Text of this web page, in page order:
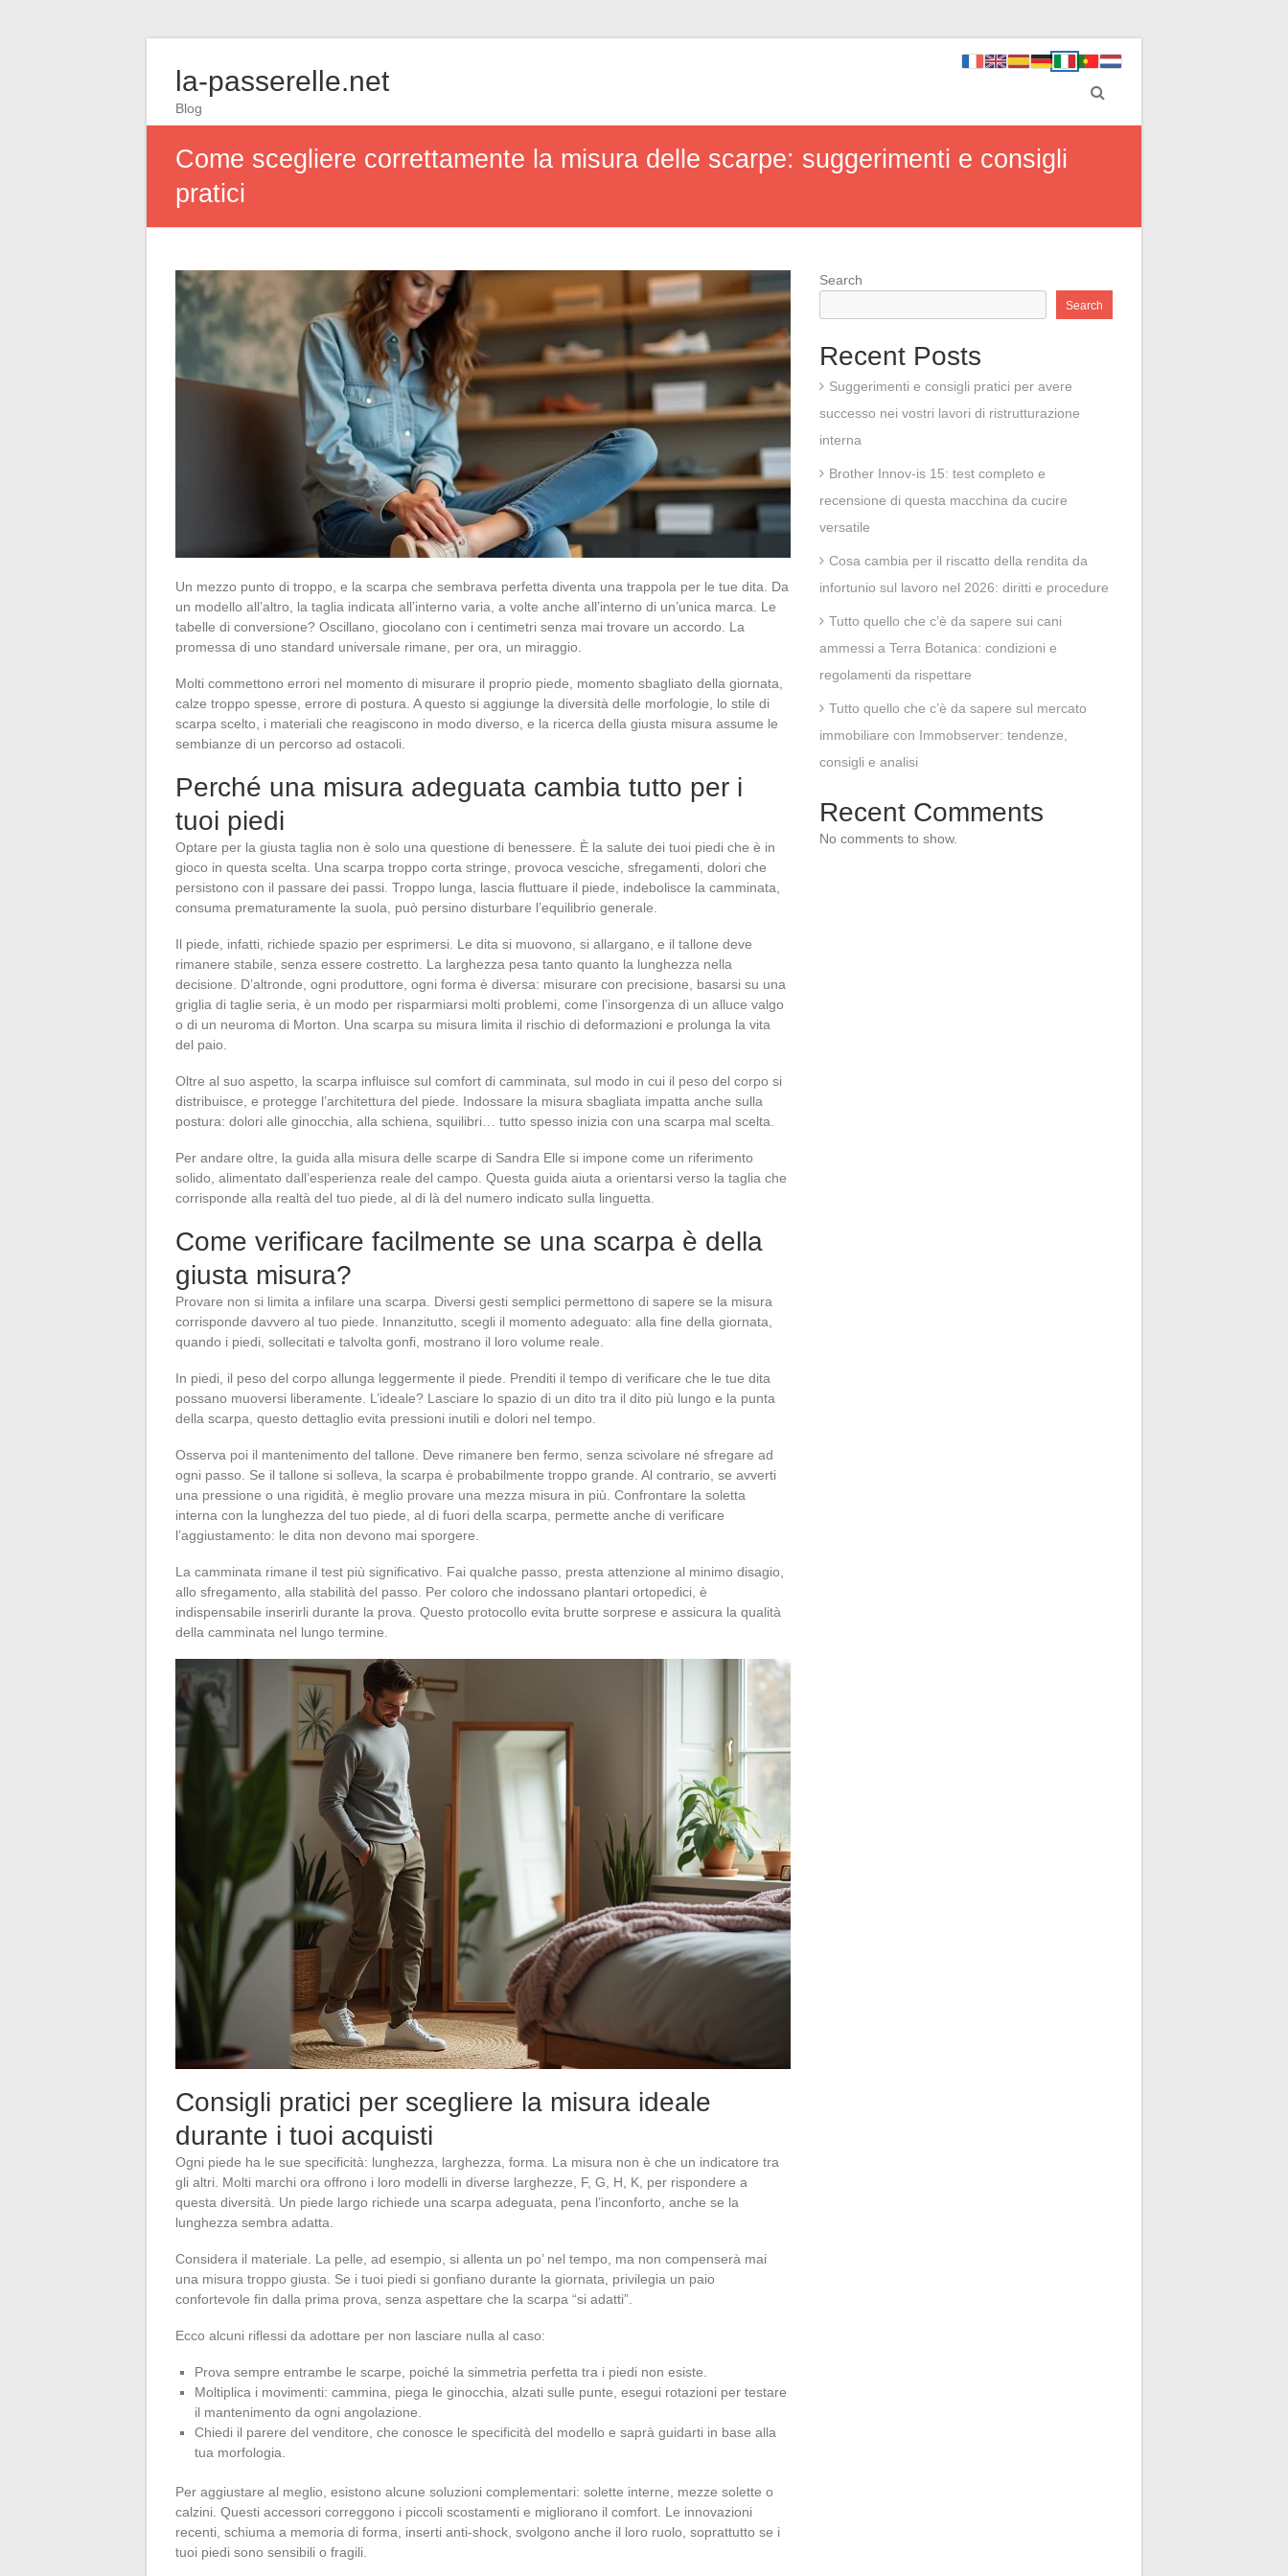
la-passerelle.net
Blog
Come scegliere correttamente la misura delle scarpe: suggerimenti e consigli
pratici
Un mezzo punto di troppo, e la scarpa che sembrava perfetta diventa una trappola per le tue dita. Da
un modello all’altro, la taglia indicata all’interno varia, a volte anche all’interno di un’unica marca. Le
tabelle di conversione? Oscillano, giocolano con i centimetri senza mai trovare un accordo. La
promessa di uno standard universale rimane, per ora, un miraggio.
Molti commettono errori nel momento di misurare il proprio piede, momento sbagliato della giornata,
calze troppo spesse, errore di postura. A questo si aggiunge la diversità delle morfologie, lo stile di
scarpa scelto, i materiali che reagiscono in modo diverso, e la ricerca della giusta misura assume le
sembianze di un percorso ad ostacoli.
Perché una misura adeguata cambia tutto per i
tuoi piedi
Optare per la giusta taglia non è solo una questione di benessere. È la salute dei tuoi piedi che è in
gioco in questa scelta. Una scarpa troppo corta stringe, provoca vesciche, sfregamenti, dolori che
persistono con il passare dei passi. Troppo lunga, lascia fluttuare il piede, indebolisce la camminata,
consuma prematuramente la suola, può persino disturbare l’equilibrio generale.
Il piede, infatti, richiede spazio per esprimersi. Le dita si muovono, si allargano, e il tallone deve
rimanere stabile, senza essere costretto. La larghezza pesa tanto quanto la lunghezza nella
decisione. D’altronde, ogni produttore, ogni forma è diversa: misurare con precisione, basarsi su una
griglia di taglie seria, è un modo per risparmiarsi molti problemi, come l’insorgenza di un alluce valgo
o di un neuroma di Morton. Una scarpa su misura limita il rischio di deformazioni e prolunga la vita
del paio.
Oltre al suo aspetto, la scarpa influisce sul comfort di camminata, sul modo in cui il peso del corpo si
distribuisce, e protegge l’architettura del piede. Indossare la misura sbagliata impatta anche sulla
postura: dolori alle ginocchia, alla schiena, squilibri… tutto spesso inizia con una scarpa mal scelta.
Per andare oltre, la guida alla misura delle scarpe di Sandra Elle si impone come un riferimento
solido, alimentato dall’esperienza reale del campo. Questa guida aiuta a orientarsi verso la taglia che
corrisponde alla realtà del tuo piede, al di là del numero indicato sulla linguetta.
Come verificare facilmente se una scarpa è della
giusta misura?
Provare non si limita a infilare una scarpa. Diversi gesti semplici permettono di sapere se la misura
corrisponde davvero al tuo piede. Innanzitutto, scegli il momento adeguato: alla fine della giornata,
quando i piedi, sollecitati e talvolta gonfi, mostrano il loro volume reale.
In piedi, il peso del corpo allunga leggermente il piede. Prenditi il tempo di verificare che le tue dita
possano muoversi liberamente. L’ideale? Lasciare lo spazio di un dito tra il dito più lungo e la punta
della scarpa, questo dettaglio evita pressioni inutili e dolori nel tempo.
Osserva poi il mantenimento del tallone. Deve rimanere ben fermo, senza scivolare né sfregare ad
ogni passo. Se il tallone si solleva, la scarpa è probabilmente troppo grande. Al contrario, se avverti
una pressione o una rigidità, è meglio provare una mezza misura in più. Confrontare la soletta
interna con la lunghezza del tuo piede, al di fuori della scarpa, permette anche di verificare
l’aggiustamento: le dita non devono mai sporgere.
La camminata rimane il test più significativo. Fai qualche passo, presta attenzione al minimo disagio,
allo sfregamento, alla stabilità del passo. Per coloro che indossano plantari ortopedici, è
indispensabile inserirli durante la prova. Questo protocollo evita brutte sorprese e assicura la qualità
della camminata nel lungo termine.
Consigli pratici per scegliere la misura ideale
durante i tuoi acquisti
Ogni piede ha le sue specificità: lunghezza, larghezza, forma. La misura non è che un indicatore tra
gli altri. Molti marchi ora offrono i loro modelli in diverse larghezze, F, G, H, K, per rispondere a
questa diversità. Un piede largo richiede una scarpa adeguata, pena l’inconforto, anche se la
lunghezza sembra adatta.
Considera il materiale. La pelle, ad esempio, si allenta un po’ nel tempo, ma non compenserà mai
una misura troppo giusta. Se i tuoi piedi si gonfiano durante la giornata, privilegia un paio
confortevole fin dalla prima prova, senza aspettare che la scarpa “si adatti”.
Ecco alcuni riflessi da adottare per non lasciare nulla al caso:
Prova sempre entrambe le scarpe, poiché la simmetria perfetta tra i piedi non esiste.
Moltiplica i movimenti: cammina, piega le ginocchia, alzati sulle punte, esegui rotazioni per testare
il mantenimento da ogni angolazione.
Chiedi il parere del venditore, che conosce le specificità del modello e saprà guidarti in base alla
tua morfologia.
Per aggiustare al meglio, esistono alcune soluzioni complementari: solette interne, mezze solette o
calzini. Questi accessori correggono i piccoli scostamenti e migliorano il comfort. Le innovazioni
recenti, schiuma a memoria di forma, inserti anti-shock, svolgono anche il loro ruolo, soprattutto se i
tuoi piedi sono sensibili o fragili.
Search
Search
Recent Posts
Suggerimenti e consigli pratici per avere
successo nei vostri lavori di ristrutturazione
interna
Brother Innov-is 15: test completo e
recensione di questa macchina da cucire
versatile
Cosa cambia per il riscatto della rendita da
infortunio sul lavoro nel 2026: diritti e procedure
Tutto quello che c’è da sapere sui cani
ammessi a Terra Botanica: condizioni e
regolamenti da rispettare
Tutto quello che c’è da sapere sul mercato
immobiliare con Immobserver: tendenze,
consigli e analisi
Recent Comments
No comments to show.